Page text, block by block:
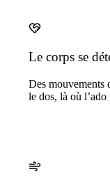
Le corps se
Des mouvements
le dos, là où l’ado